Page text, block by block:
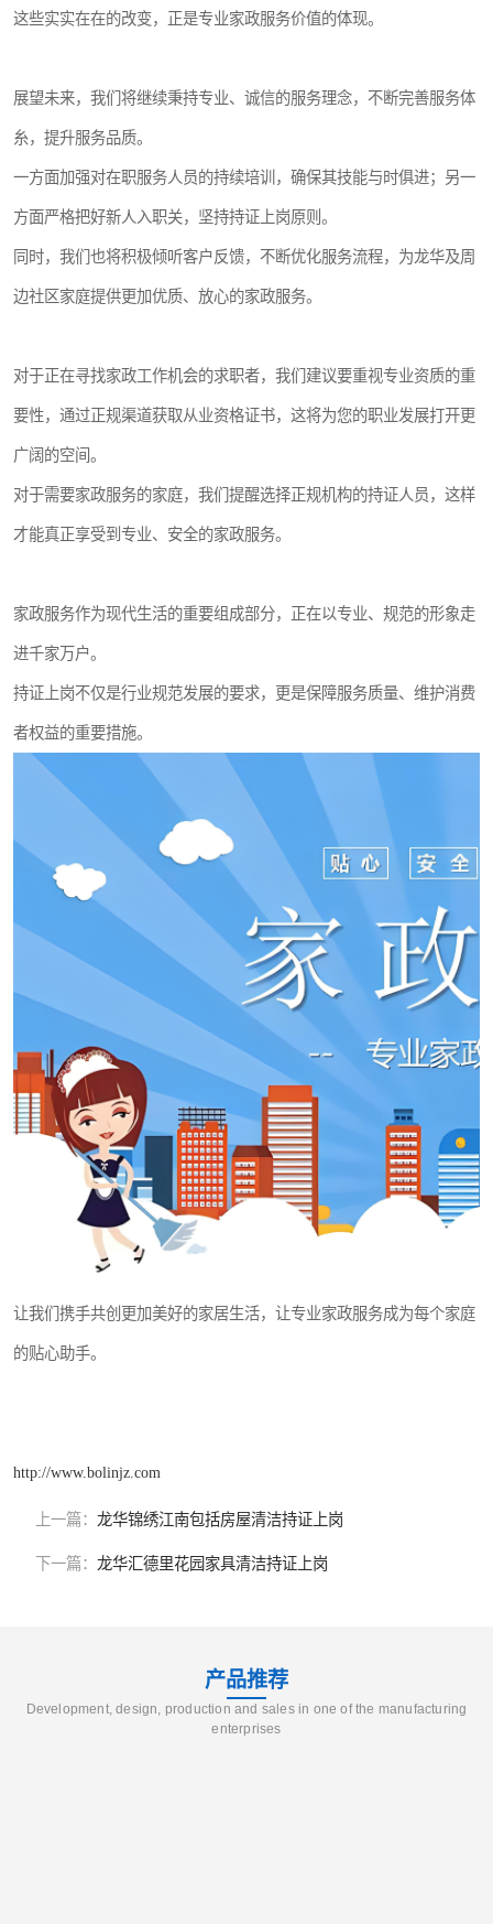
这些实实在在的改变，正是专业家政服务价值的体现。
展望未来，我们将继续秉持专业、诚信的服务理念，不断完善服务体
糸，提升服务品质。
一方面加强对在职服务人员的持续培训，确保其技能与时俱进；另一
方面严格把好新人入职关，坚持持证上岗原则。
同时，我们也将积极倾听客户反馈，不断优化服务流程，为龙华及周
边社区家庭提供更加优质、放心的家政服务。
对于正在寻找家政工作机会的求职者，我们建议要重视专业资质的重
要性，通过正规渠道获取从业资格证书，这将为您的职业发展打开更
广阔的空间。
对于需要家政服务的家庭，我们提醒选择正规机构的持证人员，这样
才能真正享受到专业、安全的家政服务。
家政服务作为现代生活的重要组成部分，正在以专业、规范的形象走
进千家万户。
持证上岗不仅是行业规范发展的要求，更是保障服务质量、维护消费
者权益的重要措施。
让我们携手共创更加美好的家居生活，让专业家政服务成为每个家庭
的贴心助手。
http://www.bolinjz.com
上一篇： 龙华锦绣江南包括房屋清洁持证上岗
下一篇： 龙华汇德里花园家具清洁持证上岗
产品推荐
Development, design, production and sales in one of the manufacturing
enterprises